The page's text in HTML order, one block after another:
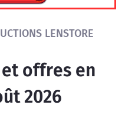
LENSTORE
offres en
2026